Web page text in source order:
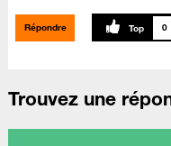
Répondre 0
Trouvez une